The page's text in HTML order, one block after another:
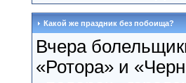
Какой же праздник без побоища?
Вчера
«Ротора» и